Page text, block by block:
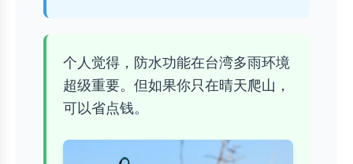
个人觉得，防水功能在台湾多雨环境
超级重要。但如果你只在晴天爬山，
可以省点钱。